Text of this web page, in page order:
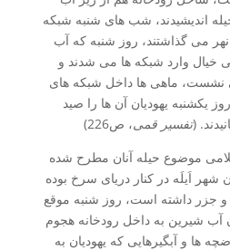
اندیشیدند، شب های شنبه شبکه
می گذاشتند، روز شنبه که آب
خیال وارد شبکه ها می شدند و
ماهی ها داخل شبکه های
یکشنبه یهودیان آن ها را صید
(تفسیر قمی، ص226)
موضوع حیله آنان مطرح شده
اَیلَه در کنار دریای سرخ بوده
جزر داشته است، روز شنبه موقع
آب شیرین به داخل رودخانه هجوم
ها و آبگیرهایی که یهودیان به